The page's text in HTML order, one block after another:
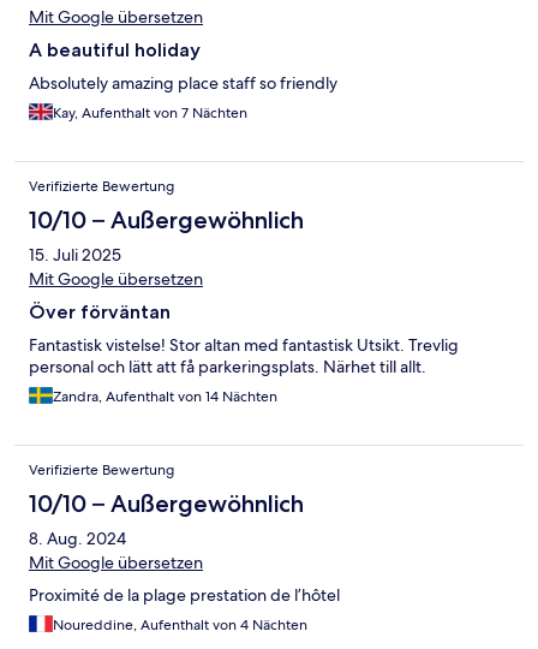
Mit Google übersetzen
A beautiful holiday
Absolutely amazing place staff so friendly
Kay, Aufenthalt von 7 Nächten
Verifizierte Bewertung
10/10 – Außergewöhnlich
15. Juli 2025
Mit Google übersetzen
Över förväntan
Fantastisk vistelse! Stor altan med fantastisk Utsikt. Trevlig
personal och lätt att få parkeringsplats. Närhet till allt.
Zandra, Aufenthalt von 14 Nächten
Verifizierte Bewertung
10/10 – Außergewöhnlich
8. Aug. 2024
Mit Google übersetzen
Proximité de la plage prestation de l’hôtel
Noureddine, Aufenthalt von 4 Nächten